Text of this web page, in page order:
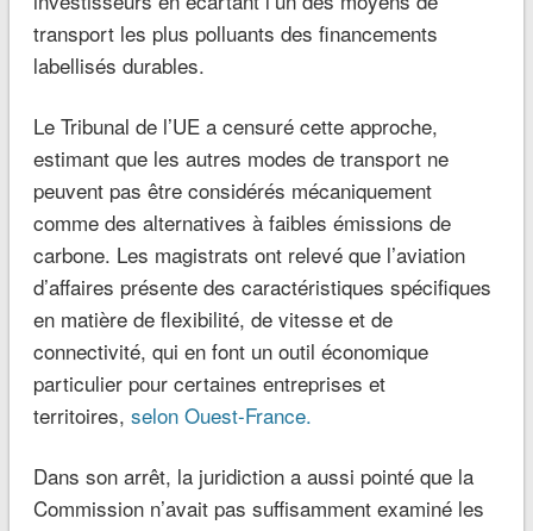
transport les plus polluants des financements
labellisés durables.
Le Tribunal de l’UE a censuré cette approche,
estimant que les autres modes de transport ne
peuvent pas être considérés mécaniquement
comme des alternatives à faibles émissions de
carbone. Les magistrats ont relevé que l’aviation
d’affaires présente des caractéristiques spécifiques
en matière de flexibilité, de vitesse et de
connectivité, qui en font un outil économique
particulier pour certaines entreprises et
territoires, selon Ouest-France.
Dans son arrêt, la juridiction a aussi pointé que la
Commission n’avait pas suffisamment examiné les